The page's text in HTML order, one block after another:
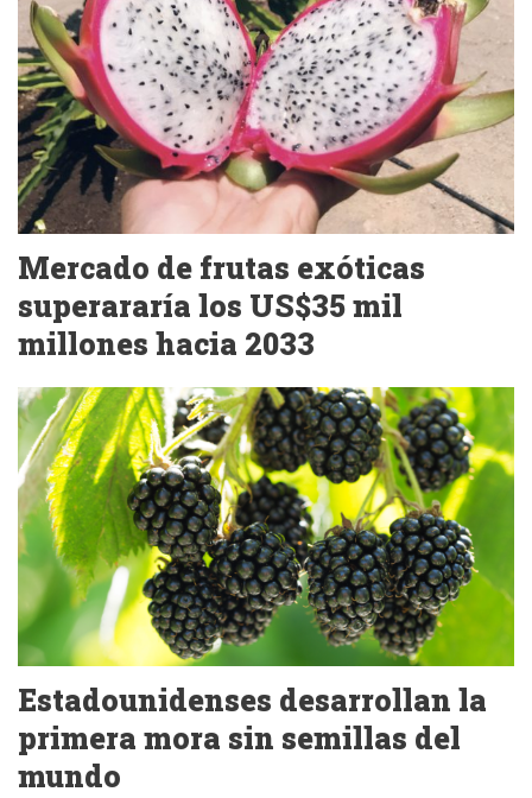
Mercado de frutas exóticas
superararía los US$35 mil
millones hacia 2033
Estadounidenses desarrollan la
primera mora sin semillas del
mundo